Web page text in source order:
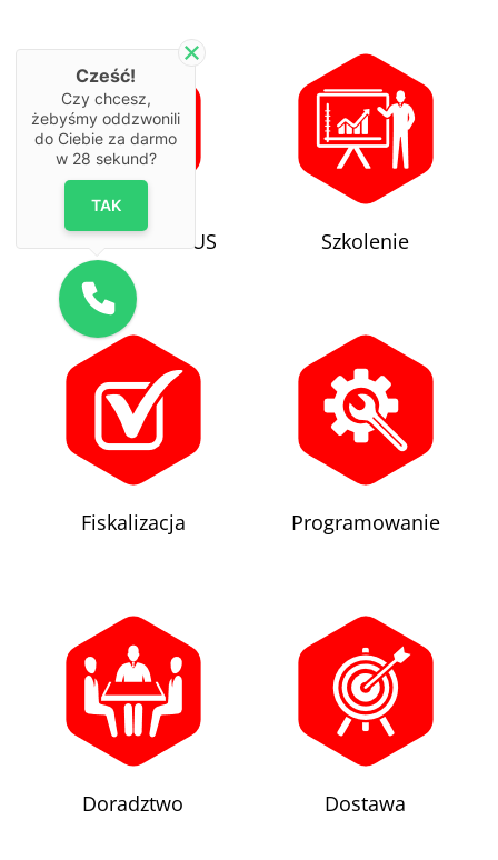
Formalności w US Szkolenie
Fiskalizacja Programowanie
Doradztwo Dostawa
Cześć!
Czy chcesz,
żebyśmy oddzwonili
do Ciebie za darmo
w 28 sekund?
TAK